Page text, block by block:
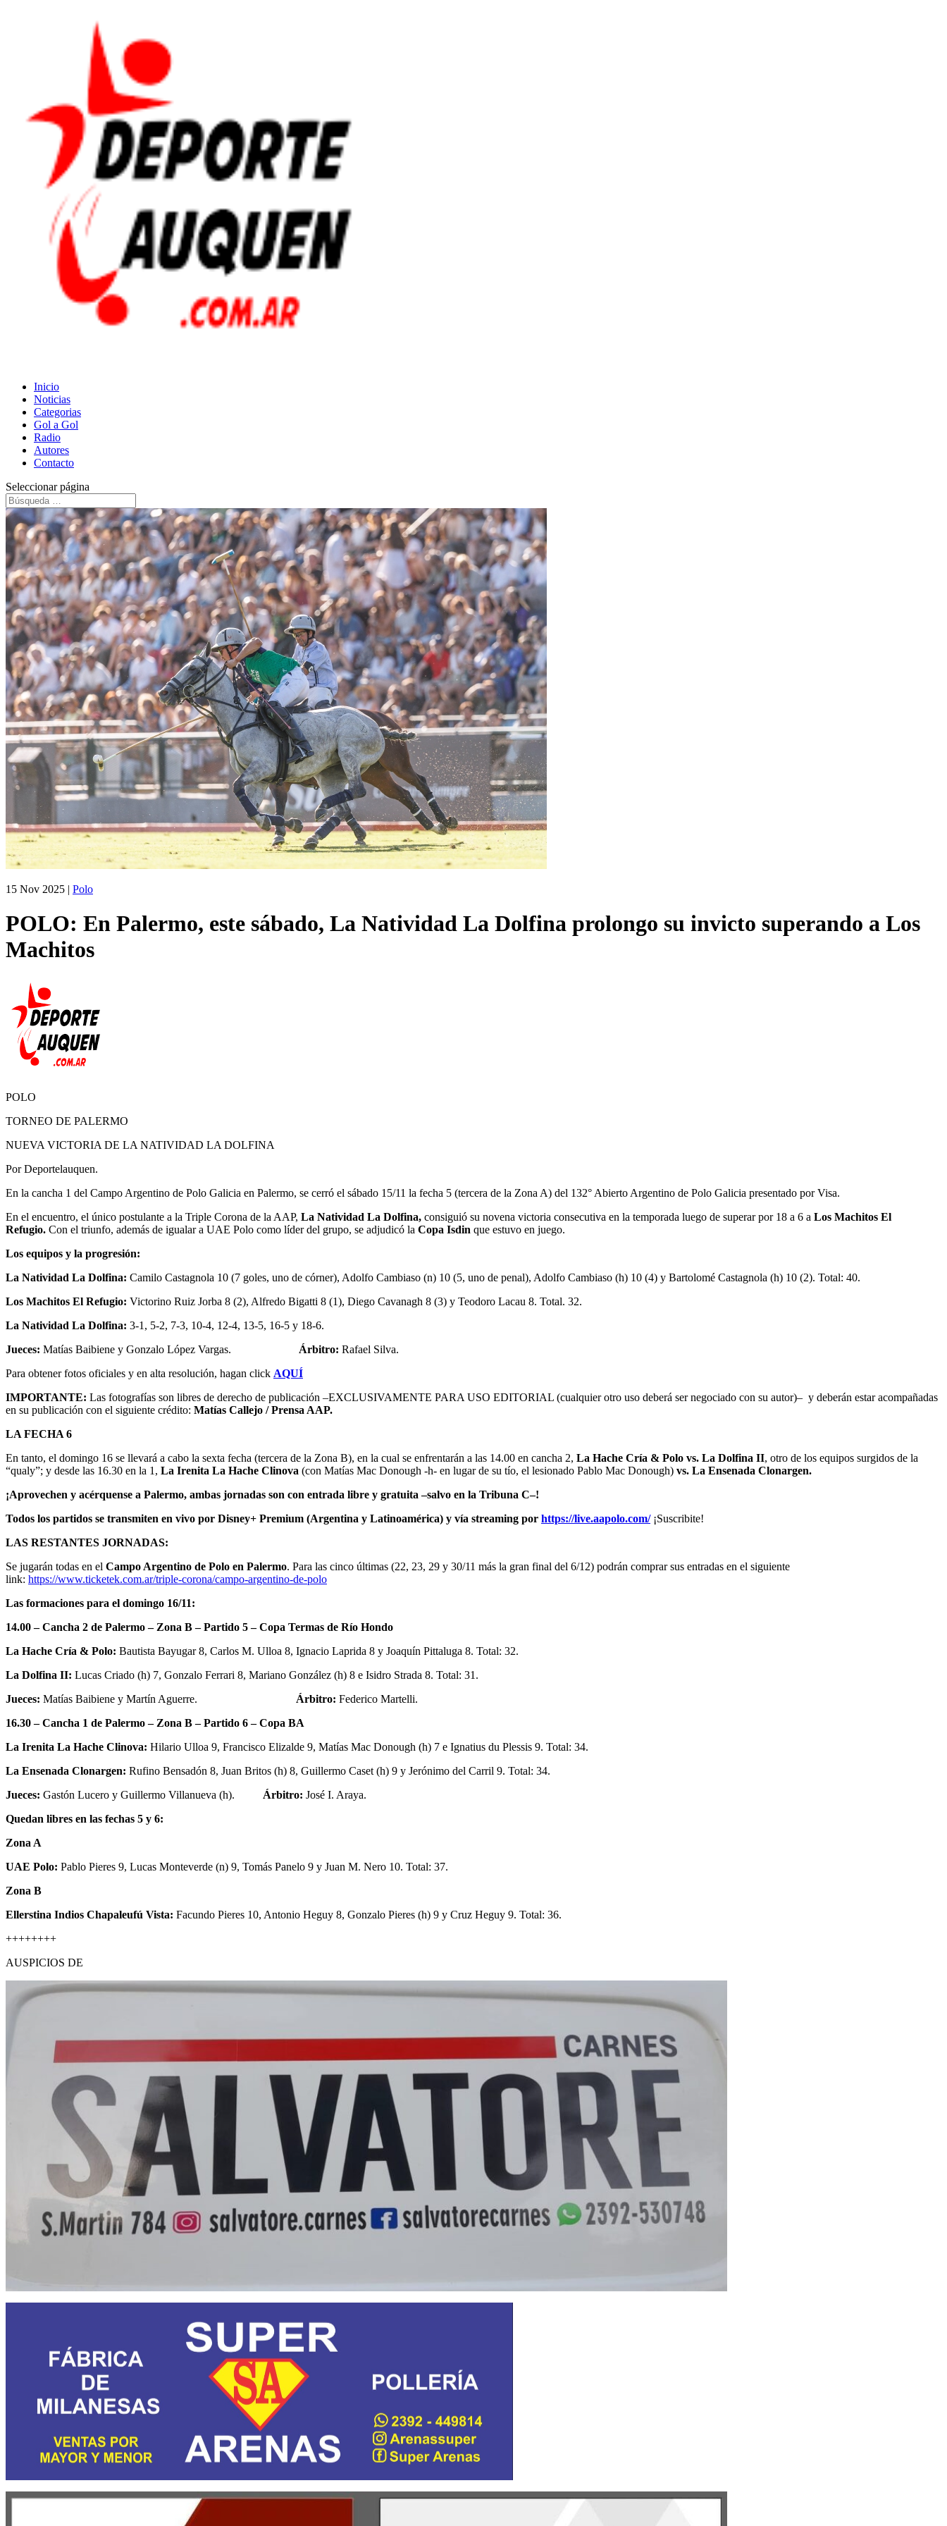
Inicio
Noticias
Categorias
Gol a Gol
Radio
Autores
Contacto
Seleccionar página
15 Nov 2025 | Polo
POLO: En Palermo, este sábado, La Natividad La Dolfina prolongo su invicto superando a Los
Machitos
POLO
TORNEO DE PALERMO
NUEVA VICTORIA DE LA NATIVIDAD LA DOLFINA
Por Deportelauquen.
En la cancha 1 del Campo Argentino de Polo Galicia en Palermo, se cerró el sábado 15/11 la fecha 5 (tercera de la Zona A) del 132° Abierto Argentino de Polo Galicia presentado por Visa.
En el encuentro, el único postulante a la Triple Corona de la AAP, La Natividad La Dolfina, consiguió su novena victoria consecutiva en la temporada luego de superar por 18 a 6 a Los Machitos El
Refugio. Con el triunfo, además de igualar a UAE Polo como líder del grupo, se adjudicó la Copa Isdin que estuvo en juego.
Los equipos y la progresión:
La Natividad La Dolfina: Camilo Castagnola 10 (7 goles, uno de córner), Adolfo Cambiaso (n) 10 (5, uno de penal), Adolfo Cambiaso (h) 10 (4) y Bartolomé Castagnola (h) 10 (2). Total: 40.
Los Machitos El Refugio: Victorino Ruiz Jorba 8 (2), Alfredo Bigatti 8 (1), Diego Cavanagh 8 (3) y Teodoro Lacau 8. Total. 32.
La Natividad La Dolfina: 3-1, 5-2, 7-3, 10-4, 12-4, 13-5, 16-5 y 18-6.
Jueces: Matías Baibiene y Gonzalo López Vargas. Árbitro: Rafael Silva.
Para obtener fotos oficiales y en alta resolución, hagan click AQUÍ
IMPORTANTE: Las fotografías son libres de derecho de publicación –EXCLUSIVAMENTE PARA USO EDITORIAL (cualquier otro uso deberá ser negociado con su autor)– y deberán estar acompañadas
en su publicación con el siguiente crédito: Matías Callejo / Prensa AAP.
LA FECHA 6
En tanto, el domingo 16 se llevará a cabo la sexta fecha (tercera de la Zona B), en la cual se enfrentarán a las 14.00 en cancha 2, La Hache Cría & Polo vs. La Dolfina II, otro de los equipos surgidos de la
“qualy”; y desde las 16.30 en la 1, La Irenita La Hache Clinova (con Matías Mac Donough -h- en lugar de su tío, el lesionado Pablo Mac Donough) vs. La Ensenada Clonargen.
¡Aprovechen y acérquense a Palermo, ambas jornadas son con entrada libre y gratuita –salvo en la Tribuna C–!
Todos los partidos se transmiten en vivo por Disney+ Premium (Argentina y Latinoamérica) y vía streaming por https://live.aapolo.com/ ¡Suscribite!
LAS RESTANTES JORNADAS:
Se jugarán todas en el Campo Argentino de Polo en Palermo. Para las cinco últimas (22, 23, 29 y 30/11 más la gran final del 6/12) podrán comprar sus entradas en el siguiente
link: https://www.ticketek.com.ar/triple-corona/campo-argentino-de-polo
Las formaciones para el domingo 16/11:
14.00 – Cancha 2 de Palermo – Zona B – Partido 5 – Copa Termas de Río Hondo
La Hache Cría & Polo: Bautista Bayugar 8, Carlos M. Ulloa 8, Ignacio Laprida 8 y Joaquín Pittaluga 8. Total: 32.
La Dolfina II: Lucas Criado (h) 7, Gonzalo Ferrari 8, Mariano González (h) 8 e Isidro Strada 8. Total: 31.
Jueces: Matías Baibiene y Martín Aguerre. Árbitro: Federico Martelli.
16.30 – Cancha 1 de Palermo – Zona B – Partido 6 – Copa BA
La Irenita La Hache Clinova: Hilario Ulloa 9, Francisco Elizalde 9, Matías Mac Donough (h) 7 e Ignatius du Plessis 9. Total: 34.
La Ensenada Clonargen: Rufino Bensadón 8, Juan Britos (h) 8, Guillermo Caset (h) 9 y Jerónimo del Carril 9. Total: 34.
Jueces: Gastón Lucero y Guillermo Villanueva (h). Árbitro: José I. Araya.
Quedan libres en las fechas 5 y 6:
Zona A
UAE Polo: Pablo Pieres 9, Lucas Monteverde (n) 9, Tomás Panelo 9 y Juan M. Nero 10. Total: 37.
Zona B
Ellerstina Indios Chapaleufú Vista: Facundo Pieres 10, Antonio Heguy 8, Gonzalo Pieres (h) 9 y Cruz Heguy 9. Total: 36.
++++++++
AUSPICIOS DE